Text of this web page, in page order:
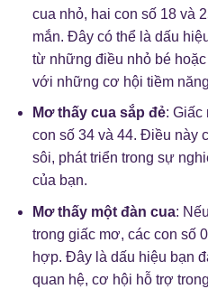
cua nhỏ, hai con số 18 và
mắn. Đây có thể là dấu
từ những điều nhỏ bé
với những cơ hội tiềm
Mơ thấy cua sắp đẻ: Giấc
con số 34 và 44. Điều này
sôi, phát triển trong sự
của bạn.
Mơ thấy một đàn cua:
trong giấc mơ, các con số
hợp. Đây là dấu hiệu bạn
quan hệ, cơ hội hỗ trợ